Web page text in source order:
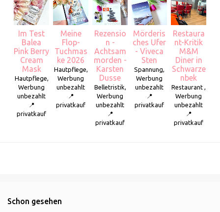
Im Test
Balea
Pink Berry
Cream
Mask
Hautpflege,
Werbung
unbezahlt
📍
privatkauf
Meine
Flop-
Tuchmas
ke 2026
Hautpflege,
Werbung
unbezahlt
📍
privatkauf
Rezensio
n -
Achtsam
morden -
Karsten
Dusse
Belletristik,
Werbung
unbezahlt
📍
privatkauf
Mörderis
ches Ufer
- Viveca
Sten
Spannung,
Werbung
unbezahlt
📍
privatkauf
Restaura
nt-Kritik
M&M
Diner in
Schwarze
nbek
Restaurant ,
Werbung
unbezahlt
📍
privatkauf
Schon gesehen